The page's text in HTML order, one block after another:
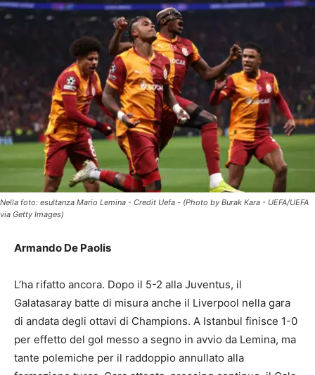
Nella foto: esultanza Mario Lemina - Credit Uefa - (Photo by Burak Kara - UEFA/UEFA
via Getty Images)
Armando De Paolis
L’ha rifatto ancora. Dopo il 5-2 alla Juventus, il
Galatasaray batte di misura anche il Liverpool nella gara
di andata degli ottavi di Champions. A Istanbul finisce 1-0
per effetto del gol messo a segno in avvio da Lemina, ma
tante polemiche per il raddoppio annullato alla